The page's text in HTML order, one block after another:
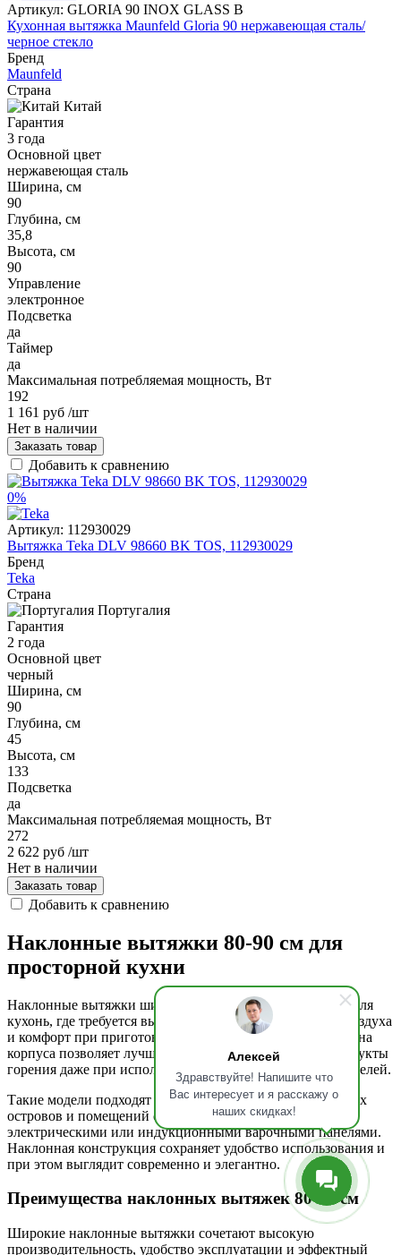
Алексей
Здравствуйте! Напишите что
Вас интересует и я расскажу о
наших скидках!
Артикул: GLORIA 90 INOX GLASS B
Кухонная вытяжка Maunfeld Gloria 90 нержавеющая сталь/
черное стекло
Бренд
Maunfeld
Страна
Китай
Гарантия
3 года
Основной цвет
нержавеющая сталь
Ширина, см
90
Глубина, см
35,8
Высота, см
90
Управление
электронное
Подсветка
да
Таймер
да
Максимальная потребляемая мощность, Вт
192
1 161 руб /шт
Нет в наличии
Заказать товар
Добавить к сравнению
0%
Артикул: 112930029
Вытяжка Teka DLV 98660 BK TOS, 112930029
Бренд
Teka
Страна
Португалия
Гарантия
2 года
Основной цвет
черный
Ширина, см
90
Глубина, см
45
Высота, см
133
Подсветка
да
Максимальная потребляемая мощность, Вт
272
2 622 руб /шт
Нет в наличии
Заказать товар
Добавить к сравнению
Наклонные вытяжки 80-90 см для
просторной кухни
Наклонные вытяжки шириной 80-90 см предназначены для
кухонь, где требуется высокая эффективность очистки воздуха
и комфорт при приготовлении пищи. Увеличенная ширина
корпуса позволяет лучше захватывать пар, запахи и продукты
горения даже при использовании больших варочных панелей.
Такие модели подходят для просторных кухонь, кухонных
островов и помещений с мощными газовыми,
электрическими или индукционными варочными панелями.
Наклонная конструкция сохраняет удобство использования и
при этом выглядит современно и элегантно.
Преимущества наклонных вытяжек 80-90 см
Широкие наклонные вытяжки сочетают высокую
производительность, удобство эксплуатации и эффектный